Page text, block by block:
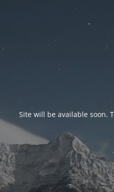
Site will be available soon.